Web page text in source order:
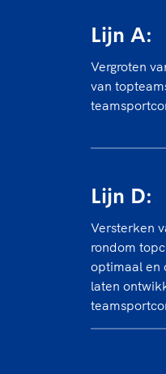
Lijn A:
Vergroten
van
Lijn D:
Versterken
rondom
optimaal en
laten